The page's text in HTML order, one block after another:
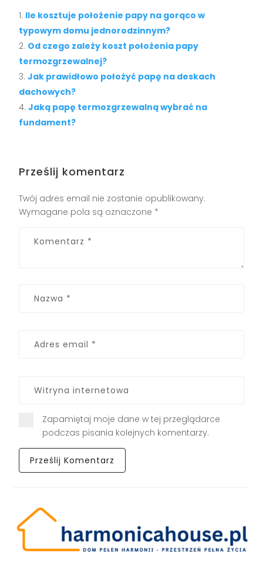
Ile kosztuje położenie papy na gorąco w
typowym domu jednorodzinnym?
Od czego zależy koszt położenia papy
termozgrzewalnej?
Jak prawidłowo położyć papę na deskach
dachowych?
Jaką papę termozgrzewalną wybrać na
fundament?
Prześlij komentarz
Twój adres email nie zostanie opublikowany.
Wymagane pola są oznaczone *
Zapamiętaj moje dane w tej przeglądarce
podczas pisania kolejnych komentarzy.